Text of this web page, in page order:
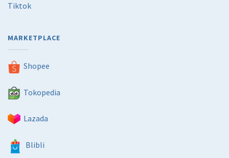
Tiktok
MARKETPLACE
Shopee
Tokopedia
Lazada
Blibli